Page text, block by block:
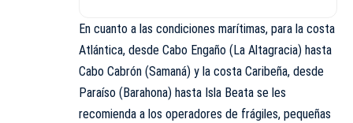
En cuanto a las condiciones marítimas, para la costa
Atlántica, desde Cabo Engaño (La Altagracia) hasta
Cabo Cabrón (Samaná) y la costa Caribeña, desde
Paraíso (Barahona) hasta Isla Beata se les
recomienda a los operadores de frágiles, pequeñas